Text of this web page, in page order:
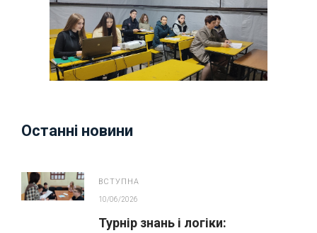
Останні новини
ВСТУПНА
10/06/2026
Турнір знань і логіки: